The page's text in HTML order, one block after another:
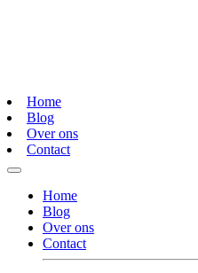
Home
Blog
Over ons
Contact
Home
Blog
Over ons
Contact